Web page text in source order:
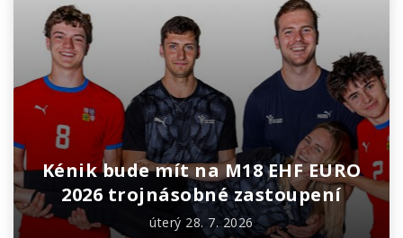
Kénik bude mít na M18 EHF EURO
2026 trojnásobné zastoupení
úterý 28. 7. 2026